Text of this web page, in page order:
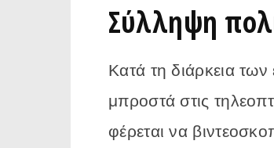
Σύλληψη
Κατά τη διάρκεια
μπροστά στις
φέρεται να